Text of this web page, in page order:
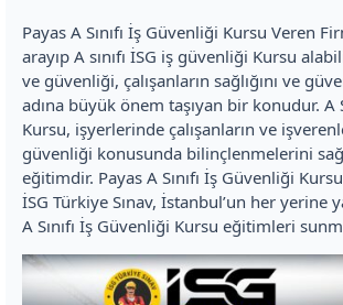
Payas A Sınıfı İş Güvenliği Kursu Veren
arayıp A sınıfı İSG iş güvenliği Kursu
ve güvenliği, çalışanların sağlığını ve
adına büyük önem taşıyan bir konudur. A
Kursu, işyerlerinde çalışanların ve
güvenliği konusunda bilinçlenmelerini
eğitimdir. Payas A Sınıfı İş Güvenliği
İSG Türkiye Sınav, İstanbul’un her yerine
A Sınıfı İş Güvenliği Kursu eğitimleri